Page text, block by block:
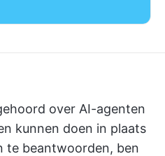
over AI-agenten
kunnen doen in plaats
te beantwoorden, ben